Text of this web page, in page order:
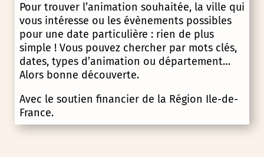
Pour trouver l’animation souhaitée, la ville qui
vous intéresse ou les évènements possibles
pour une date particulière : rien de plus
simple ! Vous pouvez chercher par mots clés,
dates, types d’animation ou département…
Alors bonne découverte.
Avec le soutien financier de la Région Ile-de-
France.